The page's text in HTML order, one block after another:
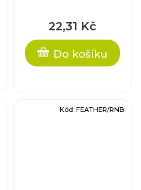
22,31 Kč
Do košíku
Kód: FEATHER/RNB